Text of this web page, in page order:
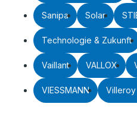
Sanipa Solar
Technologie & Zukunft
Vaillant VALLOX
VIESSMANN